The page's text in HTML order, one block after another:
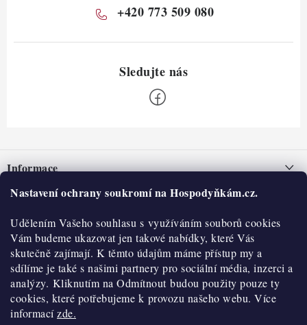
Nastavení ochrany soukromí na Hospodyňkám.cz.
Udělením Vašeho souhlasu s využíváním souborů cookies
Vám budeme ukazovat jen takové nabídky, které Vás
skutečně zajímají. K těmto údajům máme přístup my a
sdílíme je také s našimi partnery pro sociální média, inzerci a
analýzy. Kliknutím na Odmítnout budou použity pouze ty
cookies, které potřebujeme k provozu našeho webu. Více
informacízde.
+420 773 509 080
pInformace
Nepřevzetí zásilky na dobírku
Obchodní podmínky
Hodnocení obchodu
Blog
Moje objednávka
O nás
Historie
Kontakty
O nákupu
Reklamace a vratky
Výdejní místa